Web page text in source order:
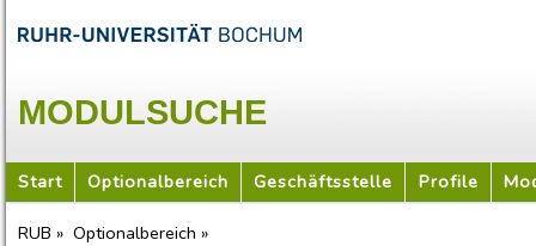
MODULSUCHE
Start Optionalbereich Geschäftsstelle Profile
RUB » Optionalbereich »